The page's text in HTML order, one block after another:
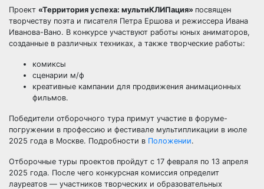
Проект «Территория успеха: мультиКЛИПация» посвящен
творчеству поэта и писателя Петра Ершова и режиссера Ивана
Иванова-Вано. В конкурсе участвуют работы юных аниматоров,
созданные в различных техниках, а также творческие работы:
комиксы
сценарии м/ф
креативные кампании для продвижения анимационных
фильмов.
Победители отборочного тура примут участие в форуме-
погружении в профессию и фестивале мультипликации в июле
2025 года в Москве. Подробности в Положении.
Отборочные туры проектов пройдут с 17 февраля по 13 апреля
2025 года. После чего конкурсная комиссия определит
лауреатов — участников творческих и образовательных